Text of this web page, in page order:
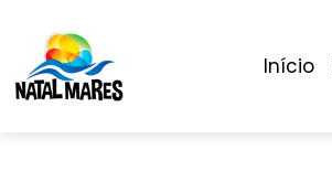
Início